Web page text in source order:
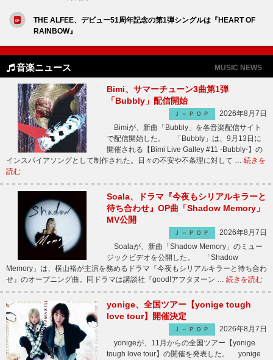
THE ALFEE、デビュー51周年記念の第1弾シングルは『HEART OF
RAINBOW』
音楽ニュース MUSIC NEWS
Bimi、サマーチューン3曲第1弾
「Bubbly」配信開始
Ｊ－ＰＯＰ
2026年8月7日
Bimiが、新曲「Bubbly」を各音楽配信サイト
で配信開始した。 「Bubbly」は、9月13日に
開催される【Bimi Live Galley #11 -Bubbly-】の
インスパイアソングとして制作された。日々の不安や不条理に対して … 続きを
読む
Soala、ドラマ『今夜もシリアルキラーと
待ち合わせ』OP曲「Shadow Memory」
MV公開
Ｊ－ＰＯＰ
2026年8月7日
Soalaが、新曲「Shadow Memory」のミュー
ジックビデオを公開した。 「Shadow
Memory」は、横山裕が主演を務めるドラマ『今夜もシリアルキラーと待ち合わ
せ』のオープニング曲。同ドラマは講談社『good!アフタヌーン … 続きを読む
yonige、全国ツアー【yonige tough
love tour】開催決定
Ｊ－ＰＯＰ
2026年8月7日
yonigeが、11月からの全国ツアー【yonige
tough love tour】の開催を発表した。 yonige